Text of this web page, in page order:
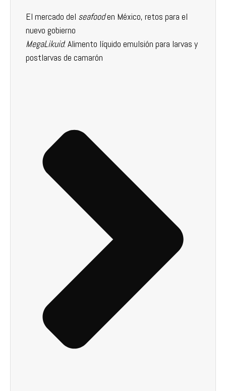
El mercado del seafooden México, retos para el
nuevo gobierno
MegaLikuid: Alimento líquido emulsión para larvas y
postlarvas de camarón